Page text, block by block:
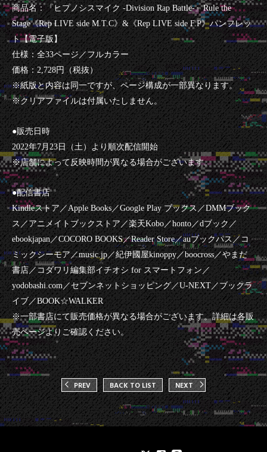
商品名：『ヒプノシスマイク -Division Rap Battle-』Rule the
Stage《Rep LIVE side M.T.C》&《Rep LIVE side F.P》パンフレッ
ト【電子版】
仕様：全33ページ／フルカラー
価格：2,728円（税抜）
※紙版と内容は同一ですが、ページ構成が一部異なります。
※クリアファイルは付属いたしません。
●販売日時
2022年7月23日（土）より順次配信開始
※店舗によって反映時間が異なる場合がございます。
●配信書店
Kindleストア／Apple Books／Google Play ブックス／DMMブック
ス／アニメイトブックストア／楽天Kobo／honto／dブック／
ebookjapan／COCORO BOOKS／Reader Store／auブックパス／コ
ミックシーモア／music.jp／紀伊國屋kinoppy／boocross／やまだ
書店／コダワリ編集部イチオシ for スマートフォン／
yodobashi.com／セブンネットショッピング／U-NEXT／ブックラ
イブ／BOOK☆WALKER
※一部書店にて販売価格が異なる場合がございます。詳細は各販
売ページよりご確認ください。
PREV BACK TO LIST NEXT